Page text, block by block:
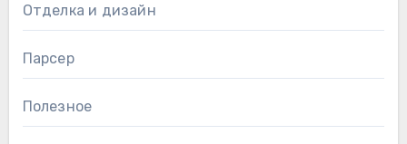
Отделка и дизайн
Парсер
Полезное